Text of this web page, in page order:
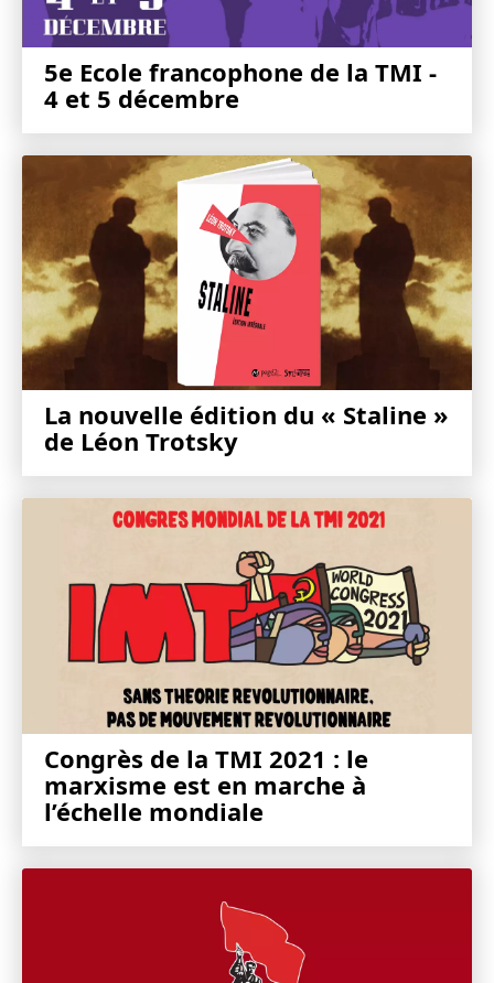
5e Ecole francophone de la TMI -
4 et 5 décembre
La nouvelle édition du « Staline »
de Léon Trotsky
Congrès de la TMI 2021 : le
marxisme est en marche à
l’échelle mondiale